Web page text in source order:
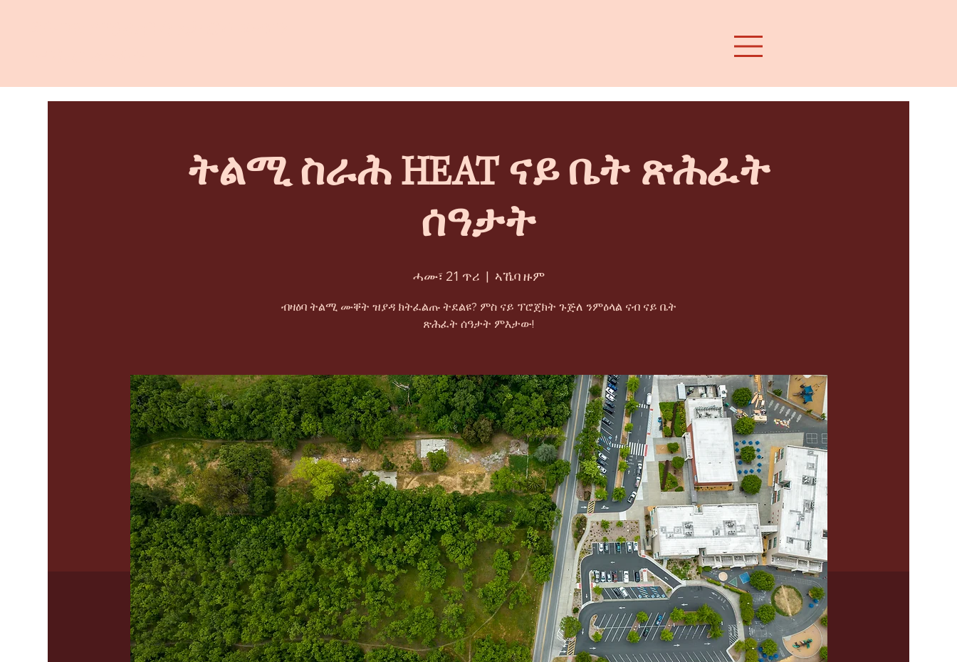
ትልሚ ስራሕ HEAT ናይ ቤት ጽሕፈት
ሰዓታት
ሓሙ፣ 21 ጥሪ
  |
ኣኼባ ዙም
ብዛዕባ ትልሚ ሙቐት ዝያዳ ክትፈልጡ ትደልዩ? ምስ ናይ ፕሮጀክት ጉጅለ ንምዕላል ናብ ናይ ቤት
ጽሕፈት ሰዓታት ምእታው!